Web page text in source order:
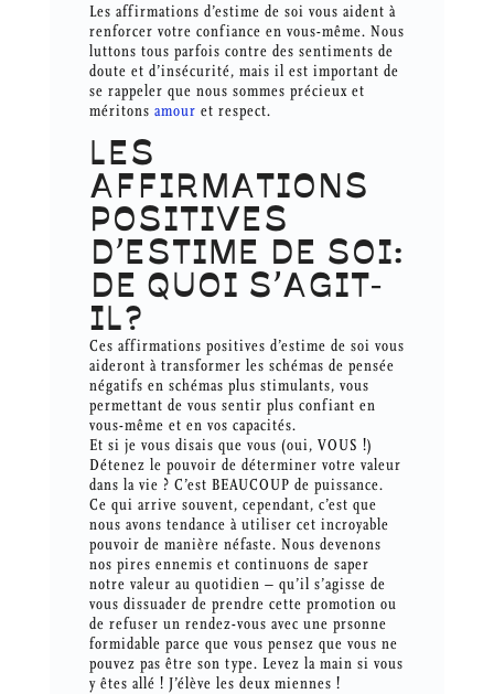
Les affirmations d’estime de soi vous aident à
renforcer votre confiance en vous-même. Nous
luttons tous parfois contre des sentiments de
doute et d’insécurité, mais il est important de
se rappeler que nous sommes précieux et
méritons amour et respect.
LES
AFFIRMATIONS
POSITIVES
D’ESTIME DE SOI:
DE QUOI S’AGIT-
IL?
Ces affirmations positives d’estime de soi vous
aideront à transformer les schémas de pensée
négatifs en schémas plus stimulants, vous
permettant de vous sentir plus confiant en
vous-même et en vos capacités.
Et si je vous disais que vous (oui, VOUS !)
Détenez le pouvoir de déterminer votre valeur
dans la vie ? C’est BEAUCOUP de puissance.
Ce qui arrive souvent, cependant, c’est que
nous avons tendance à utiliser cet incroyable
pouvoir de manière néfaste. Nous devenons
nos pires ennemis et continuons de saper
notre valeur au quotidien – qu’il s’agisse de
vous dissuader de prendre cette promotion ou
de refuser un rendez-vous avec une prsonne
formidable parce que vous pensez que vous ne
pouvez pas être son type. Levez la main si vous
y êtes allé ! J’élève les deux miennes !